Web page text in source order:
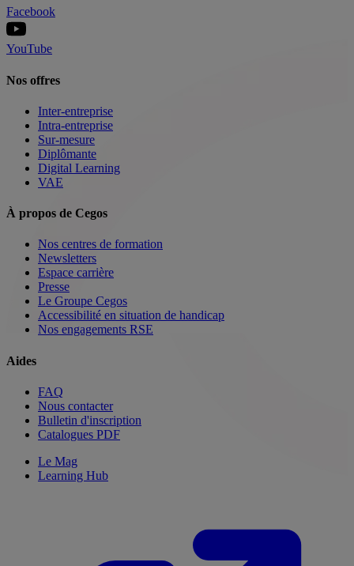
Facebook
YouTube
Nos offres
Inter-entreprise
Intra-entreprise
Sur-mesure
Diplômante
Digital Learning
VAE
À propos de Cegos
Nos centres de formation
Newsletters
Espace carrière
Presse
Le Groupe Cegos
Accessibilité en situation de handicap
Nos engagements RSE
Aides
FAQ
Nous contacter
Bulletin d'inscription
Catalogues PDF
Le Mag
Learning Hub